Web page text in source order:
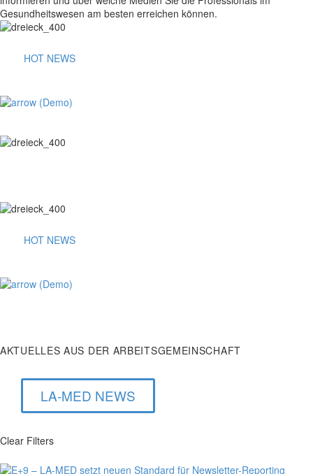
Gesundheitswesen am besten erreichen können.
HOT NEWS
HOT NEWS
AKTUELLES AUS DER ARBEITSGEMEINSCHAFT
LA-MED NEWS
Clear Filters